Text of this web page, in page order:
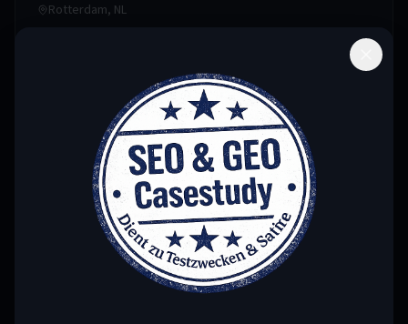
Rotterdam, NL
Einladungsturnier mit den Top-10-Nationen. Wichtiger Test
21.–25. Juni 2025
EUROPAMEISTERSCHAFT
Kopenhagen, DK
Titelverteidigung für Marcel Christen. Das gesamte
Nationalteam tritt an.